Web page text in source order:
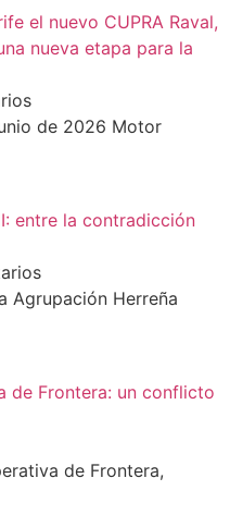
el nuevo CUPRA Raval,
nueva etapa para la
de 2026 Motor
entre la contradicción
Agrupación Herreña
de Frontera: un conflicto
de Frontera,